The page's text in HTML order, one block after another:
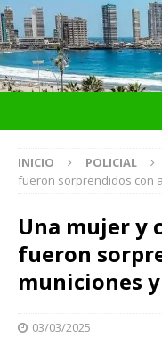
INICIO POLICIAL
fueron sorprendidos con
Una mujer y
fueron
municiones
03/03/2025